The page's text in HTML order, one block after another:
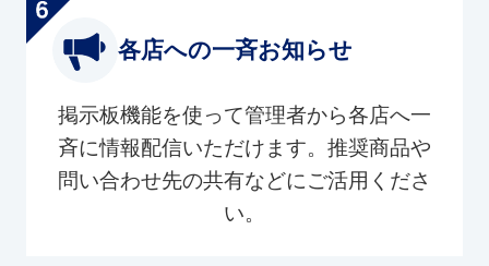
各店への一斉お知らせ
掲示板機能を使って管理者から各店へ一
斉に情報配信いただけます。推奨商品や
問い合わせ先の共有などにご活用くださ
い。